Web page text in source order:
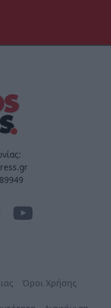
Όροι Χρήσης